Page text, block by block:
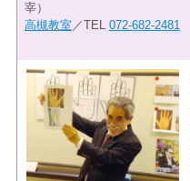
宰）
高槻教室 ／TEL 072-682-2481